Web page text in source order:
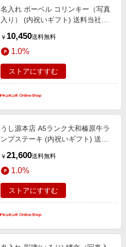
名入れ ボーベル コリンキー（写真
入り） (内祝いギフト) 送料当社負
お返しギフト 名入れギフト・顔写
真＋名入れギフト
￥ 10,450送料無料
1.0%
ストアにすすむ
うし源本店 A5ランク大和榛原牛ラ
ンプステーキ (内祝いギフト) 送料
祝い・お返しギフト 菓子・食品ギ
フト ハム・肉・米
￥ 21,600送料無料
1.0%
ストアにすすむ